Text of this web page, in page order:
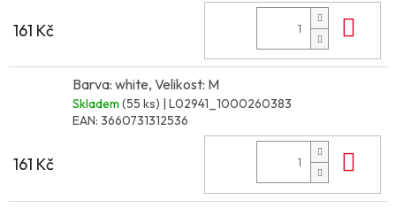
161 Kč
Barva: white, Velikost: M
Skladem (55 ks) | L02941_1000260383
EAN: 3660731312536
161 Kč